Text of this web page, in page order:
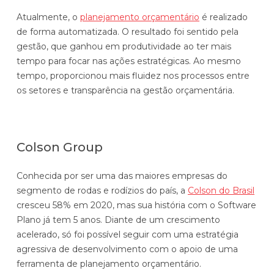
Atualmente, o planejamento orçamentário é realizado
de forma automatizada. O resultado foi sentido pela
gestão, que ganhou em produtividade ao ter mais
tempo para focar nas ações estratégicas. Ao mesmo
tempo, proporcionou mais fluidez nos processos entre
os setores e transparência na gestão orçamentária.
Colson Group
Conhecida por ser uma das maiores empresas do
segmento de rodas e rodízios do país, a Colson do Brasil
cresceu 58% em 2020, mas sua história com o Software
Plano já tem 5 anos. Diante de um crescimento
acelerado, só foi possível seguir com uma estratégia
agressiva de desenvolvimento com o apoio de uma
ferramenta de planejamento orçamentário.